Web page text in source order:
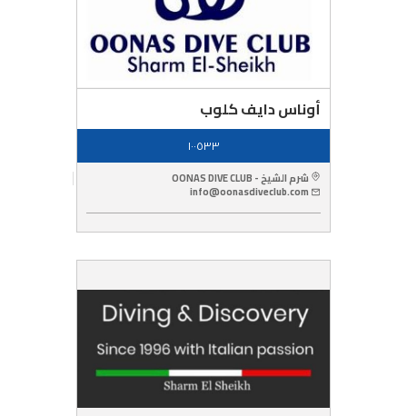
أوناس دايف كلوب
١٠٠٥٣٣
شرم الشيخ - OONAS DIVE CLUB
info@oonasdiveclub.com